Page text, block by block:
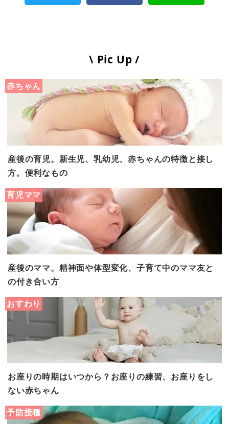
\ Pic Up /
赤ちゃん
産後の育児。新生児、乳幼児、赤ちゃんの特徴と接し
方。便利なもの
育児ママ
産後のママ。精神面や体型変化、子育て中のママ友と
の付き合い方
おすわり
お座りの時期はいつから？お座りの練習、お座りをし
ない赤ちゃん
予防接種